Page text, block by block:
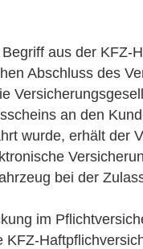
aus der KFZ-
Abschluss des
an den
wurde, erhält der
bei der
im